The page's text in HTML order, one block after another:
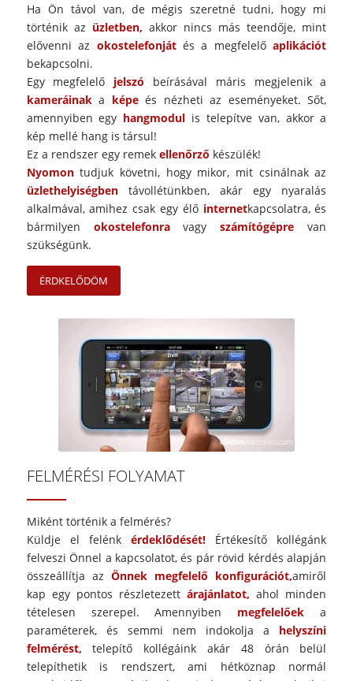
Ha Ön távol van, de mégis szeretné tudni, hogy mi
történik az üzletben, akkor nincs más teendője, mint
elővenni az okostelefonjátés a megfelelőaplikációt
bekapcsolni.
Egy megfelelő jelszó beírásával máris megjelenik a
kameráinaka képeés nézheti az eseményeket. Sőt,
amennyiben egy hangmodul is telepítve van, akkor a
kép mellé hang is társul!
Ez a rendszer egy remek ellenőrző készülék!
Nyomontudjuk követni, hogy mikor, mit csinálnak az
üzlethelyiségbentávollétünkben, akár egy nyaralás
alkalmával, amihez csak egy élő internetkapcsolatra, és
bármilyen okostelefonravagyszámítógépre van
szükségünk.
ÉRDKELŐDÖM
FELMÉRÉSI FOLYAMAT
Miként történik a felmérés?
Küldje el felénkérdeklődését! Értékesítő kollégánk
felveszi Önnel a kapcsolatot, és pár rövid kérdés alapján
összeállítja az Önnek megfelelő konfigurációt,amiről
kap egy pontos részletezettárajánlatot, ahol minden
tételesen szerepel. Amennyiben megfelelőek a
paraméterek, és semmi nem indokolja a helyszíni
felmérést, telepítő kollégáink akár 48 órán belül
telepíthetik is rendszert, ami hétköznap normál